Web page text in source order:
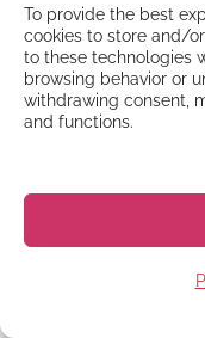
To provide the best
cookies to store and/
to these technologies
browsing behavior or
withdrawing consent,
and functions.